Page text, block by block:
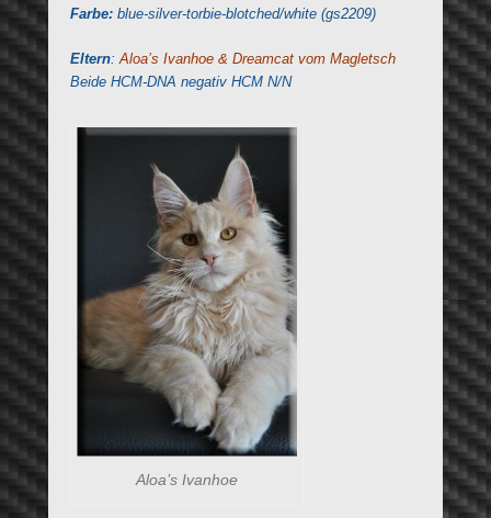
Farbe: blue-silver-torbie-blotched/white (gs2209)
Eltern: Aloa’s Ivanhoe & Dreamcat vom Magletsch
Beide HCM-DNA negativ HCM N/N
Aloa’s Ivanhoe